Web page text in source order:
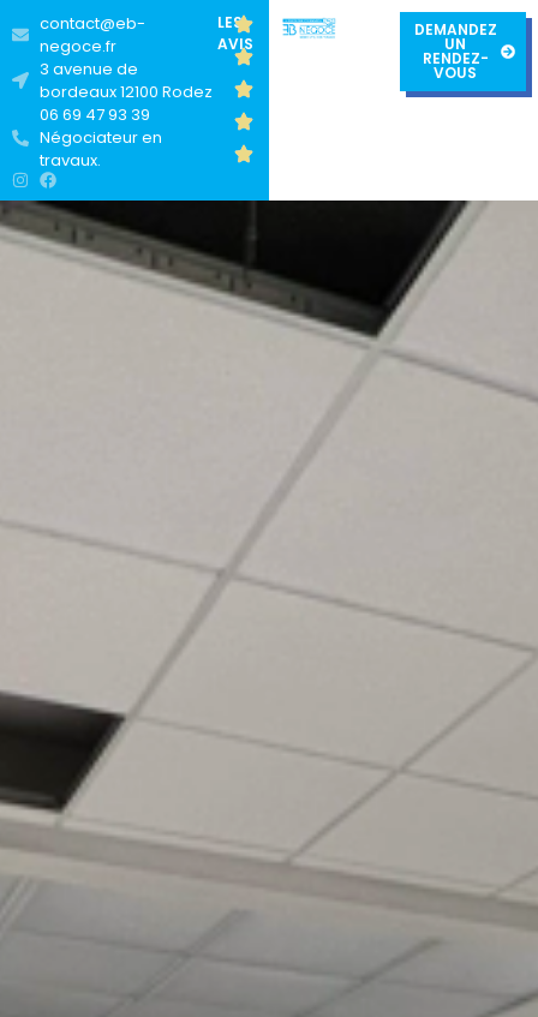
contact@eb-
negoce.fr
3 avenue de
bordeaux 12100 Rodez
06 69 47 93 39
Négociateur en
travaux.
LES
AVIS
DEMANDEZ
UN
RENDEZ-
VOUS